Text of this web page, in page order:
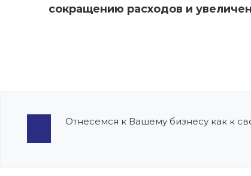
сокращению расходов и
Отнесемся к Вашему бизнесу как к